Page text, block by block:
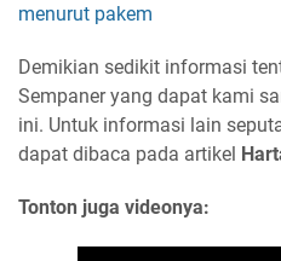
menurut pakem
Demikian sedikit informasi
Sempaner yang dapat kami
ini. Untuk informasi lain
dapat dibaca pada artikel
Tonton juga videonya: